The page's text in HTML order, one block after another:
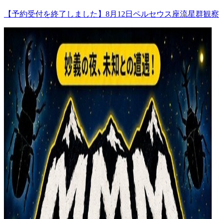
【予約受付を終了しました】8月12日ペルセウス座流星群観